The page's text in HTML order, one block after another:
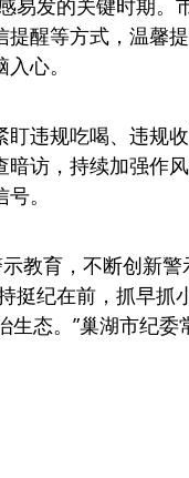
易发的关键时期
醒等方式，温馨
心。
违规吃喝、违规
访，持续加强作
。
示教育，不断创新
挺纪在前，抓早
生态。”巢湖市纪